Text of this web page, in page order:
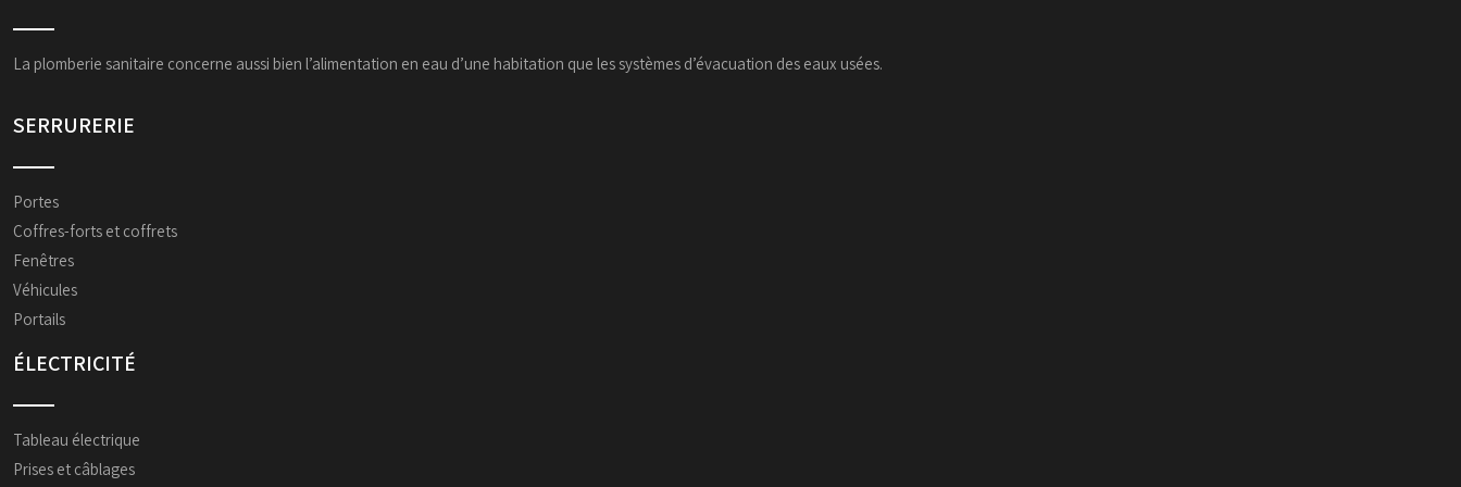
La plomberie sanitaire concerne aussi bien l’alimentation en eau d’une habitation que les systèmes d’évacuation des eaux usées.
SERRURERIE
Portes
Coffres-forts et coffrets
Fenêtres
Véhicules
Portails
ÉLECTRICITÉ
Tableau électrique
Prises et câblages